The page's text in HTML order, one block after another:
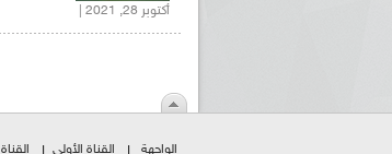
أكتوبر 28, 2021 |
الواجهة القناة الأولى